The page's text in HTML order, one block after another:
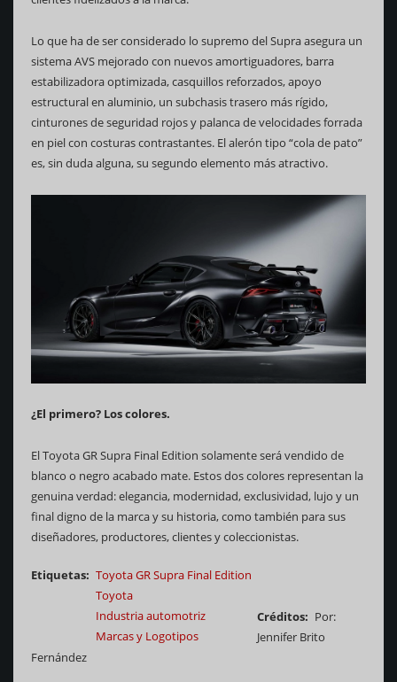
Lo que ha de ser considerado lo supremo del Supra asegura un
sistema AVS mejorado con nuevos amortiguadores, barra
estabilizadora optimizada, casquillos reforzados, apoyo
estructural en aluminio, un subchasis trasero más rígido,
cinturones de seguridad rojos y palanca de velocidades forrada
en piel con costuras contrastantes. El alerón tipo “cola de pato”
es, sin duda alguna, su segundo elemento más atractivo.
¿El primero? Los colores.
El Toyota GR Supra Final Edition solamente será vendido de
blanco o negro acabado mate. Estos dos colores representan la
genuina verdad: elegancia, modernidad, exclusividad, lujo y un
final digno de la marca y su historia, como también para sus
diseñadores, productores, clientes y coleccionistas.
Etiquetas
Toyota GR Supra Final Edition
Toyota
Industria automotriz
Marcas y Logotipos
Créditos
Por:
Jennifer Brito
Fernández